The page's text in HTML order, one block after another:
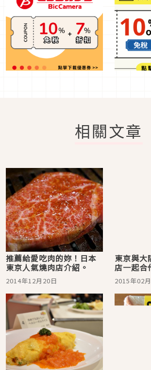
相關文章
推薦給愛吃肉的妳！日本
東京人氣燒肉店介紹。
2014年12月20日
東京與大
店一起合
菜色呢？
2015年02